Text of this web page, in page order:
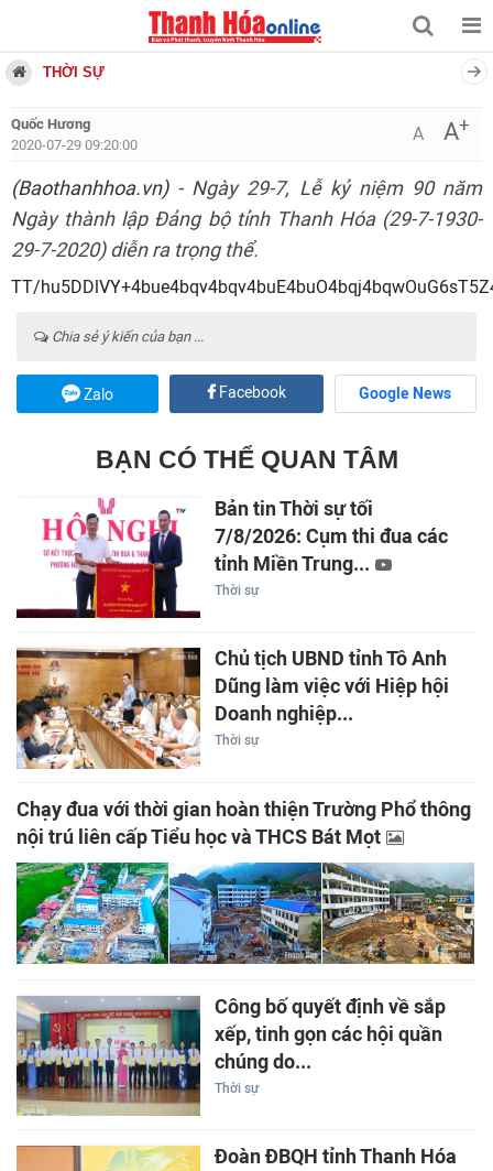
THỜI SỰ
Quốc Hương
2020-07-29 09:20:00
A A+
(Baothanhhoa.vn)- Ngày 29-7, Lễ kỷ niệm 90 năm
Ngày thành lập Đảng bộ tỉnh Thanh Hóa (29-7-1930-
29-7-2020) diễn ra trọng thể.
TT/
Chia sẻ ý kiến của bạn ...
Zalo Facebook Google News
BẠN CÓ THỂ QUAN TÂM
Bản tin Thời sự tối
7/8/2026: Cụm thi đua các
tỉnh Miền Trung...
Thời sự
Chủ tịch UBND tỉnh Tô Anh
Dũng làm việc với Hiệp hội
Doanh nghiệp...
Thời sự
Chạy đua với thời gian hoàn thiện Trường Phổ thông
nội trú liên cấp Tiểu học và THCS Bát Mọt
Công bố quyết định về sắp
xếp, tinh gọn các hội quần
chúng do...
Thời sự
Đoàn ĐBQH tỉnh Thanh Hóa